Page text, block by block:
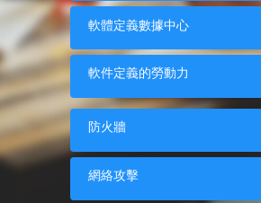
軟體定義數據中心
軟件定義的勞動力
防火牆
網絡攻擊